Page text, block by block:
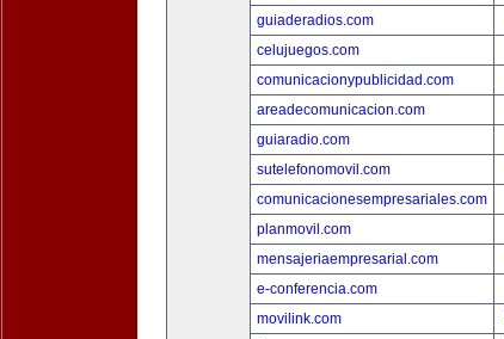
guiaderadios.com
celujuegos.com
comunicacionypublicidad.com
areadecomunicacion.com
guiaradio.com
sutelefonomovil.com
comunicacionesempresariales.com
planmovil.com
mensajeriaempresarial.com
e-conferencia.com
movilink.com